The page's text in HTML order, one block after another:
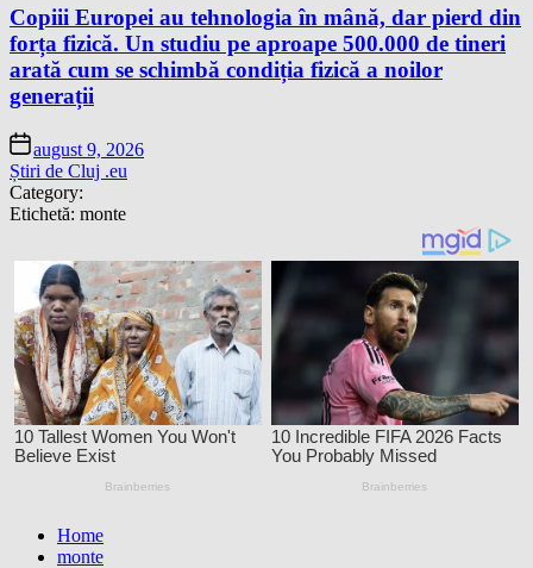
Copiii Europei au tehnologia în mână, dar pierd din
forța fizică. Un studiu pe aproape 500.000 de tineri
arată cum se schimbă condiția fizică a noilor
generații
august 9, 2026
Știri de Cluj .eu
Category:
Etichetă: monte
Home
monte